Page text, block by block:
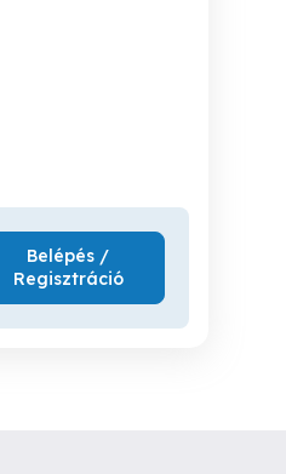
Belépés /
Regisztráció